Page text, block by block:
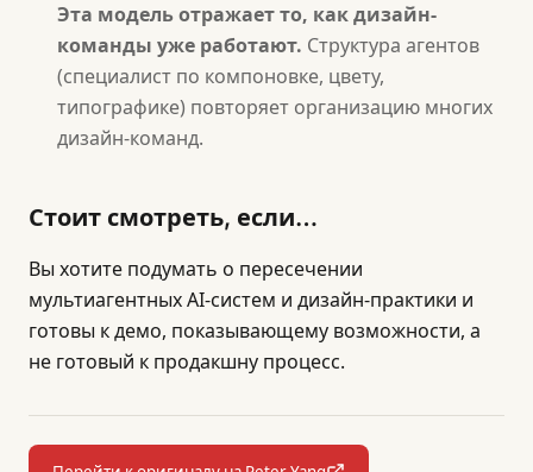
Эта модель отражает то, как дизайн-
команды уже работают. Структура агентов
(специалист по компоновке, цвету,
типографике) повторяет организацию многих
дизайн-команд.
Стоит смотреть, если…
Вы хотите подумать о пересечении
мультиагентных AI-систем и дизайн-практики и
готовы к демо, показывающему возможности, а
не готовый к продакшну процесс.